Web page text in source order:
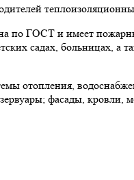
по ГОСТ и имеет
садах, больницах,
отопления,
фасады, кровли,